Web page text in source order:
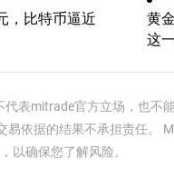
，比特币逼近
黄
这
表mitrade官方立场，也
依据的结果不承担责任。
以确保您了解风险。